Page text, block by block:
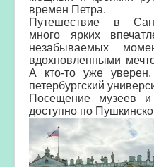
времен Петра.
Путешествие в
много ярких
незабываемых
вдохновленными
А кто-то уже
петербургский
Посещение музеев и
доступно по